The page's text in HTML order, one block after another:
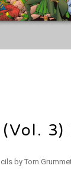
3)
by Tom